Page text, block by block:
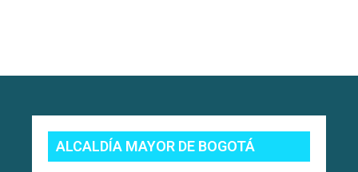
ALCALDÍA MAYOR DE BOGOTÁ